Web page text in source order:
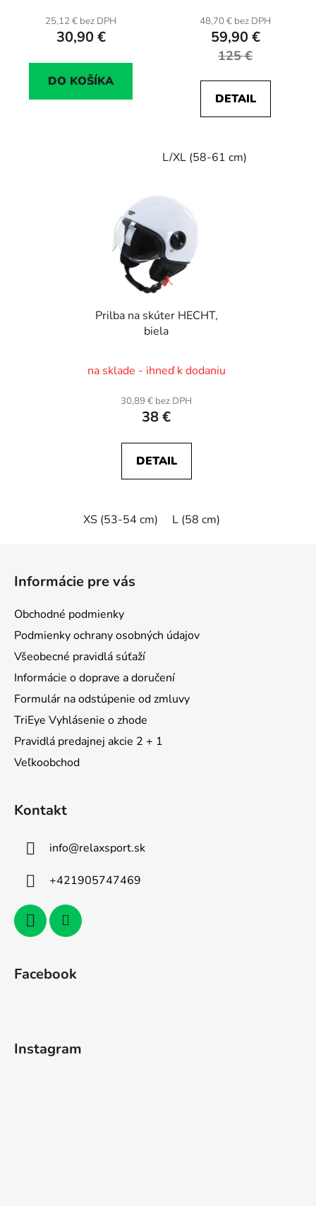
25,12 € bez DPH
30,90 €
DO KOŠÍKA
48,70 € bez DPH
59,90 €
125 €
DETAIL
L/XL (58-61 cm)
Prilba na skúter HECHT,
biela
na sklade - ihneď k dodaniu
30,89 € bez DPH
38 €
DETAIL
XS (53-54 cm) L (58 cm)
Informácie pre vás
Obchodné podmienky
Podmienky ochrany osobných údajov
Všeobecné pravidlá súťaží
Informácie o doprave a doručení
Formulár na odstúpenie od zmluvy
TriEye Vyhlásenie o zhode
Pravidlá predajnej akcie 2 + 1
Veľkoobchod
Kontakt
info@relaxsport.sk
+421905747469
Facebook
Instagram